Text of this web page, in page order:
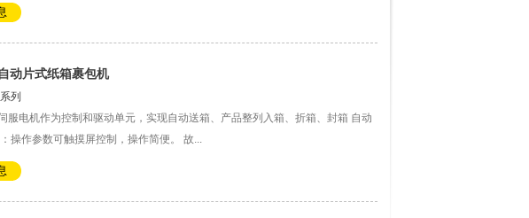
动片式纸箱裹包机
列
服电机作为控制和驱动单元，实现自动送箱、产品整列入箱、折箱、封箱 自动
操作参数可触摸屏控制，操作简便。 故...